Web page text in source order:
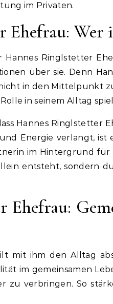
im Privaten.
Wer
Hannes Ringlstetter
über sie. Denn
in den Mittelpunkt
in seinem Alltag
Hannes Ringlstetter
Energie verlangt, ist
im Hintergrund für
entsteht, sondern
mit ihm den Alltag
im gemeinsamen
zu verbringen. So